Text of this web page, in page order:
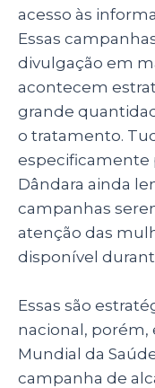
acesso às
Essas
divulgação em
acontecem
grande
o tratamento.
especificamente
Dândara ainda
campanhas
atenção das
disponível
Essas são
nacional, porém,
Mundial da
campanha de